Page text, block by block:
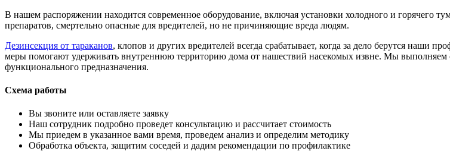
В нашем распоряжении находится современное оборудование, включая установки холодного и горячего
препаратов, смертельно опасные для вредителей, но не причиняющие вреда людям.
Дезинсекция от тараканов, клопов и других вредителей всегда срабатывает, когда за дело берутся наши
меры помогают удерживать внутреннюю территорию дома от нашествий насекомых извне. Мы
функционального предназначения.
Схема работы
Вы звоните или оставляете заявку
Наш сотрудник подробно проведет консультацию и рассчитает стоимость
Мы приедем в указанное вами время, проведем анализ и определим методику
Обработка объекта, защитим соседей и дадим рекомендации по профилактике